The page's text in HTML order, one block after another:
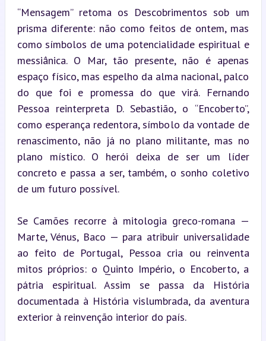
“Mensagem” retoma os Descobrimentos sob um
prisma diferente: não como feitos de ontem, mas
como símbolos de uma potencialidade espiritual e
messiânica. O Mar, tão presente, não é apenas
espaço físico, mas espelho da alma nacional, palco
do que foi e promessa do que virá. Fernando
Pessoa reinterpreta D. Sebastião, o “Encoberto”,
como esperança redentora, símbolo da vontade de
renascimento, não já no plano militante, mas no
plano místico. O herói deixa de ser um líder
concreto e passa a ser, também, o sonho coletivo
de um futuro possível.
Se Camões recorre à mitologia greco-romana —
Marte, Vénus, Baco — para atribuir universalidade
ao feito de Portugal, Pessoa cria ou reinventa
mitos próprios: o Quinto Império, o Encoberto, a
pátria espiritual. Assim se passa da História
documentada à História vislumbrada, da aventura
exterior à reinvenção interior do país.